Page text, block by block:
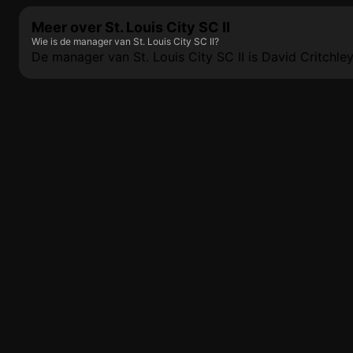
Meer over St. Louis City SC II
Wie is de manager van St. Louis City SC II?
De manager van St. Louis City SC II is David